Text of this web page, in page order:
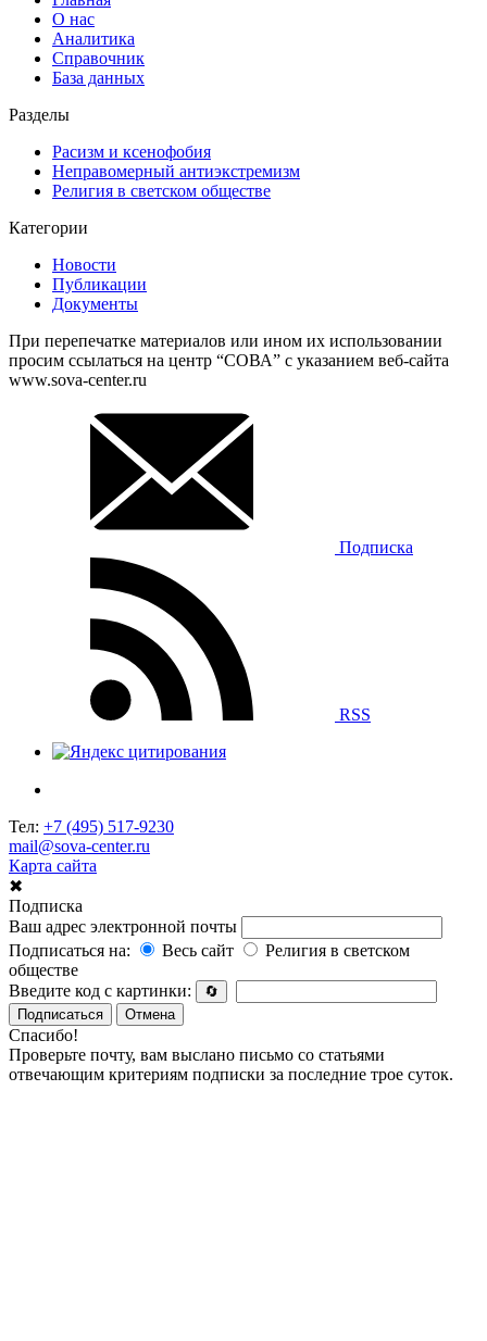
О нас
Аналитика
Справочник
База данных
Разделы
Расизм и ксенофобия
Неправомерный антиэкстремизм
Религия в светском обществе
Категории
Новости
Публикации
Документы
При перепечатке материалов или ином их использовании
просим ссылаться на центр “СОВА” с указанием веб-сайта
www.sova-center.ru
Подписка
RSS
Тел: +7 (495) 517-9230
mail@sova-center.ru
Карта сайта
✖
Подписка
Ваш адрес электронной почты
Подписаться на:
Весь сайт
Религия в светском
обществе
Введите код с картинки:
🔄
Подписаться
Отмена
Спасибо!
Проверьте почту, вам выслано письмо со статьями
отвечающим критериям подписки за последние трое суток.